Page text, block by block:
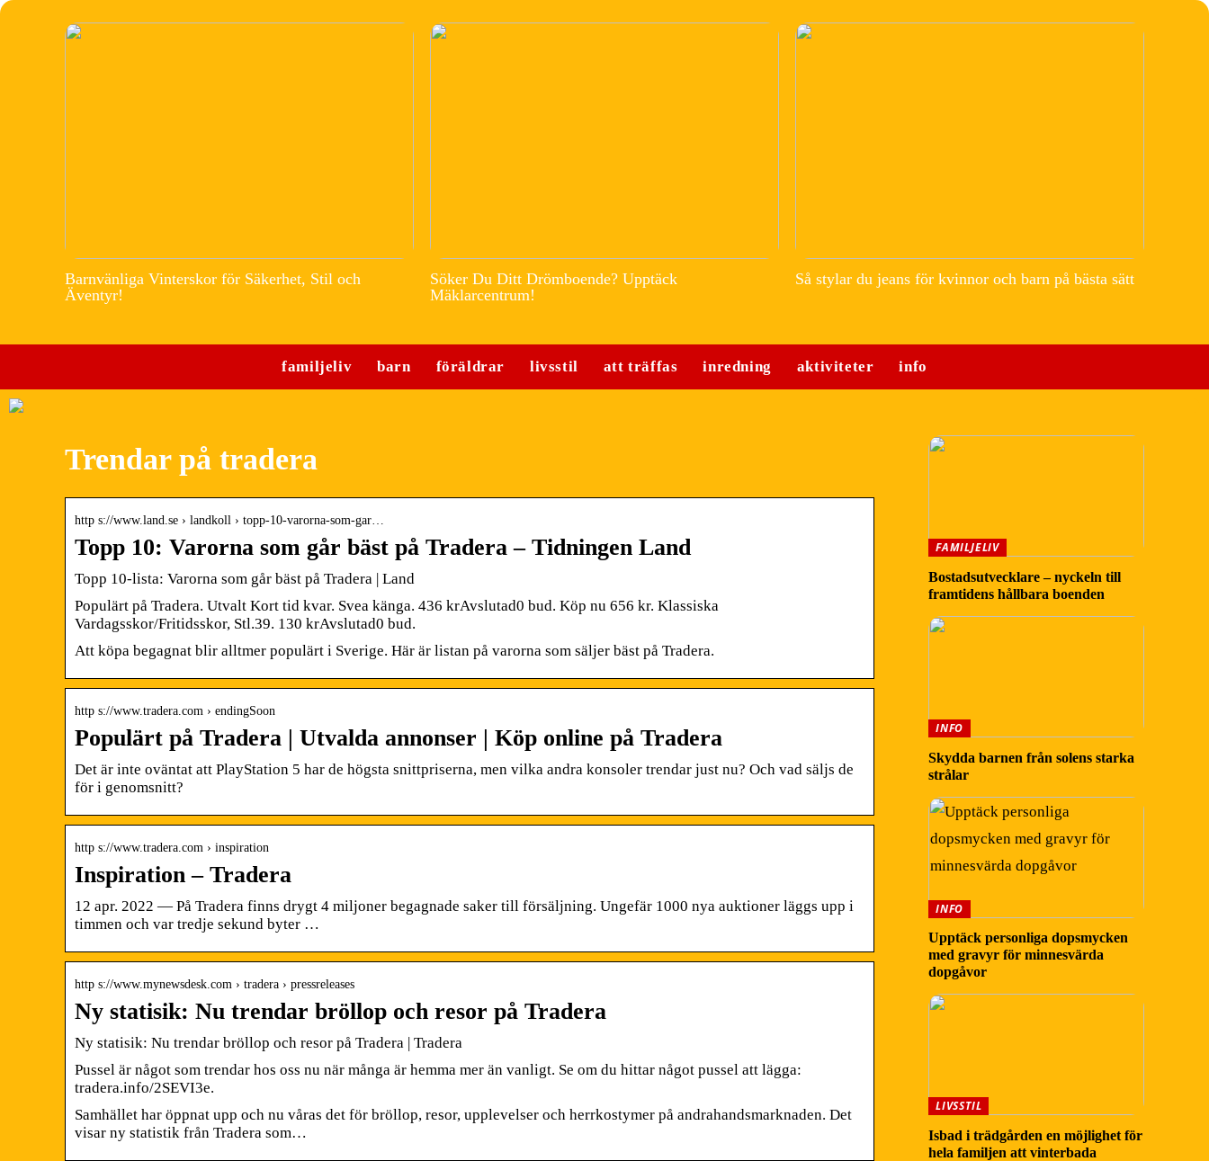
Barnvänliga Vinterskor för Säkerhet, Stil och
Äventyr!
Söker Du Ditt Drömboende? Upptäck
Mäklarcentrum!
Så stylar du jeans för kvinnor och barn på bästa sätt
familjeliv barn föräldrar livsstil att träffas inredning aktiviteter info
Trendar på tradera
http s://www.land.se › landkoll › topp-10-varorna-som-gar…
Topp 10: Varorna som går bäst på Tradera – Tidningen Land
Topp 10-lista: Varorna som går bäst på Tradera | Land
Populärt på Tradera. Utvalt Kort tid kvar. Svea känga. 436 krAvslutad0 bud. Köp nu 656 kr. Klassiska
Vardagsskor/Fritidsskor, Stl.39. 130 krAvslutad0 bud.
Att köpa begagnat blir alltmer populärt i Sverige. Här är listan på varorna som säljer bäst på Tradera.
http s://www.tradera.com › endingSoon
Populärt på Tradera | Utvalda annonser | Köp online på Tradera
Det är inte oväntat att PlayStation 5 har de högsta snittpriserna, men vilka andra konsoler trendar just nu? Och vad säljs de
för i genomsnitt?
http s://www.tradera.com › inspiration
Inspiration – Tradera
12 apr. 2022 — På Tradera finns drygt 4 miljoner begagnade saker till försäljning. Ungefär 1000 nya auktioner läggs upp i
timmen och var tredje sekund byter …
http s://www.mynewsdesk.com › tradera › pressreleases
Ny statisik: Nu trendar bröllop och resor på Tradera
Ny statisik: Nu trendar bröllop och resor på Tradera | Tradera
Pussel är något som trendar hos oss nu när många är hemma mer än vanligt. Se om du hittar något pussel att lägga:
tradera.info/2SEVI3e.
Samhället har öppnat upp och nu våras det för bröllop, resor, upplevelser och herrkostymer på andrahandsmarknaden. Det
visar ny statistik från Tradera som…
FAMILJELIV
Bostadsutvecklare – nyckeln till
framtidens hållbara boenden
INFO
Skydda barnen från solens starka
strålar
INFO
Upptäck personliga dopsmycken
med gravyr för minnesvärda
dopgåvor
LIVSSTIL
Isbad i trädgården en möjlighet för
hela familjen att vinterbada